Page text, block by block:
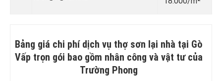
Bảng giá chi phí dịch vụ thợ sơn lại nhà tại Gò
Vấp trọn gói bao gồm nhân công và vật tư của
Trường Phong